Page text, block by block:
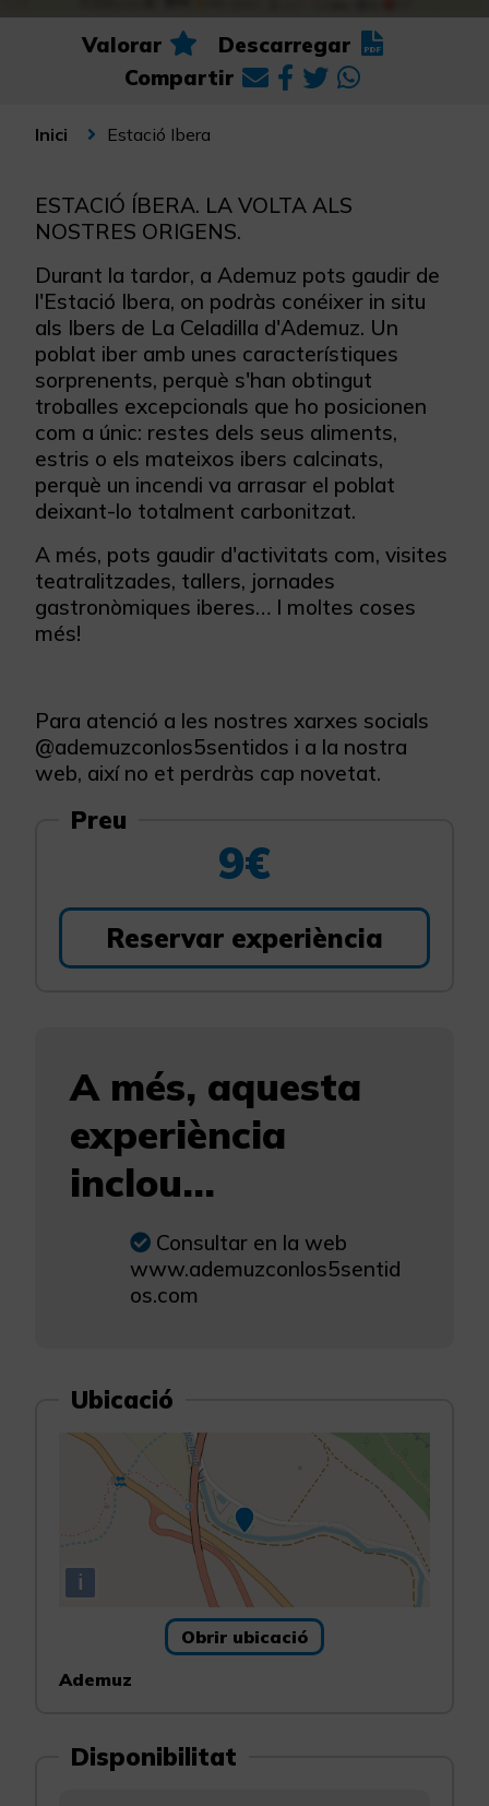
Valorar
Descarregar
Compartir
Inici Estació Ibera
ESTACIÓ ÍBERA. LA VOLTA ALS
NOSTRES ORIGENS.
Durant la tardor, a Ademuz pots gaudir de
l'Estació Ibera, on podràs conéixer in situ
als Ibers de La Celadilla d'Ademuz. Un
poblat iber amb unes característiques
sorprenents, perquè s'han obtingut
troballes excepcionals que ho posicionen
com a únic: restes dels seus aliments,
estris o els mateixos ibers calcinats,
perquè un incendi va arrasar el poblat
deixant-lo totalment carbonitzat.
A més, pots gaudir d'activitats com, visites
teatralitzades, tallers, jornades
gastronòmiques iberes… I moltes coses
més!
Para atenció a les nostres xarxes socials
@ademuzconlos5sentidos i a la nostra
web, així no et perdràs cap novetat.
Preu
9€
Reservar experiència
A més, aquesta
experiència
inclou...
Consultar en la web
www.ademuzconlos5sentid
os.com
Ubicació
i
Obrir ubicació
Ademuz
Disponibilitat